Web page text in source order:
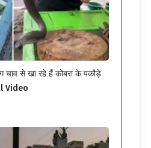
चाव से खा रहे हैं कोबरा के पकौड़े
Video